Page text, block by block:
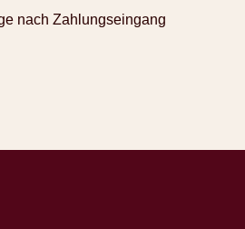
nach Zahlungseingang